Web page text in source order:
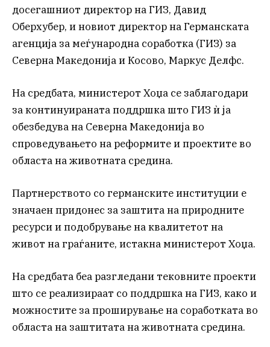
досегашниот директор на ГИЗ, Давид
Оберхубер, и новиот директор на Германската
агенција за меѓународна соработка (ГИЗ) за
Северна Македонија и Косово, Маркус Делфс.
На средбата, министерот Хоџа се заблагодари
за континуираната поддршка што ГИЗ ѝ ја
обезбедува на Северна Македонија во
спроведувањето на реформите и проектите во
областа на животната средина.
Партнерството со германските институции е
значаен придонес за заштита на природните
ресурси и подобрување на квалитетот на
живот на граѓаните, истакна министерот Хоџа.
На средбата беа разгледани тековните проекти
што се реализираат со поддршка на ГИЗ, како и
можностите за проширување на соработката во
областа на заштитата на животната средина.